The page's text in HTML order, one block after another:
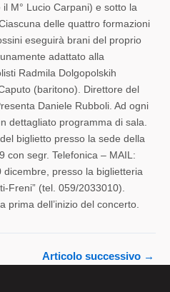
il M° Lucio Carpani) e sotto la
delle quattro formazioni
eseguirà brani del proprio
adattato alla
Radmila Dolgopolskih
(baritono). Direttore del
Daniele Rubboli. Ad ogni
dettagliato programma di sala.
biglietto presso la sede della
con segr. Telefonica – MAIL:
presso la biglietteria
Freni” (tel. 059/2033010).
prima dell’inizio del concerto.
Articolo successivo →